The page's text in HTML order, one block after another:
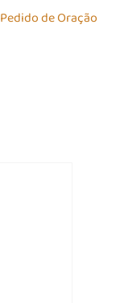
Pedido de Oração